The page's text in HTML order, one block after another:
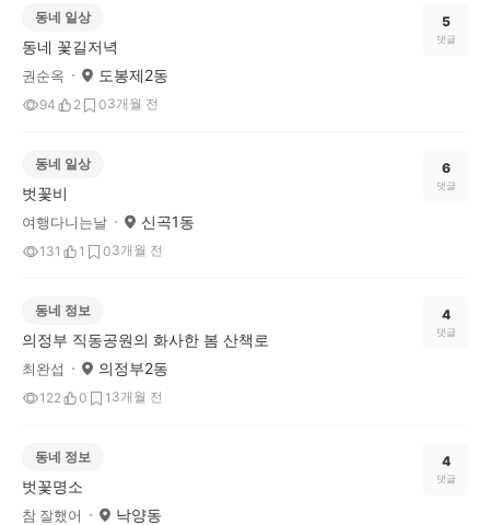
동네 일상
동네 꽃길저녁
권순옥 도봉제2동
94 2 03개월 전
5
댓글
동네 일상
벗꽃비
여행다니는날 신곡1동
131 1 03개월 전
6
댓글
동네 정보
의정부 직동공원의 화사한 봄 산책로
최완섭 의정부2동
122 0 1 3개월 전
4
댓글
동네 정보
벗꽃명소
참 잘했어 낙양동
4
댓글